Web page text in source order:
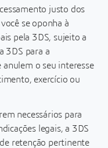
justo dos
se oponha à
pela 3DS, sujeito a
3DS para a
o seu interesse
exercício ou
necessários para
legais, a 3DS
retenção pertinente